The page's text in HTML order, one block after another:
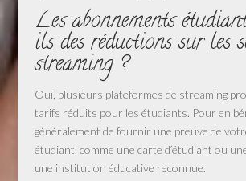
Les abonnements
ils des réductions sur les
streaming ?
Oui, plusieurs plateformes de streaming
tarifs réduits pour les étudiants. Pour en
généralement de fournir une preuve de
étudiant, comme une carte d’étudiant ou
une institution éducative reconnue.